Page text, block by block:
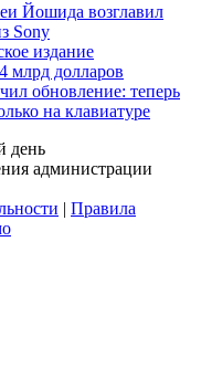
Йошида возглавил
Sony
издание
млрд долларов
обновление: теперь
на клавиатуре
день
администрации
| Правила